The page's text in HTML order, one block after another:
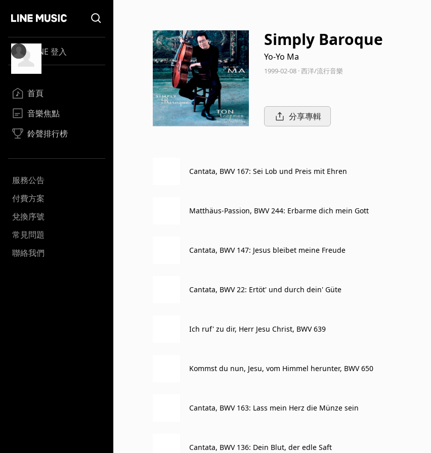
LINE 登入
首頁
音樂焦點
鈴聲排行榜
服務公告
付費方案
兌換序號
常見問題
聯絡我們
Simply Baroque
Yo-Yo Ma
1999-02-08 · 西洋/流行音樂
分享專輯
Cantata, BWV 167: Sei Lob und Preis mit Ehren
Matthäus-Passion, BWV 244: Erbarme dich mein Gott
Cantata, BWV 147: Jesus bleibet meine Freude
Cantata, BWV 22: Ertöt' und durch dein' Güte
Ich ruf' zu dir, Herr Jesu Christ, BWV 639
Kommst du nun, Jesu, vom Himmel herunter, BWV 650
Cantata, BWV 163: Lass mein Herz die Münze sein
Cantata, BWV 136: Dein Blut, der edle Saft